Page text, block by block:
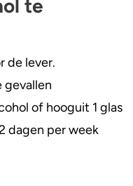
berekenen
te
de lever.
gevallen
of hooguit 1 glas
dagen per week